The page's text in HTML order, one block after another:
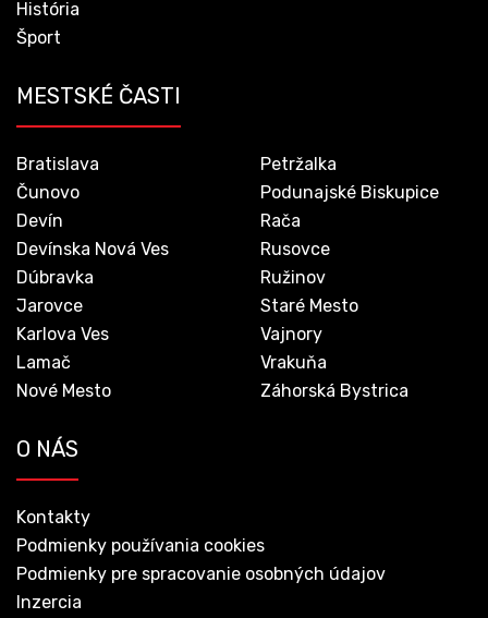
História
Šport
MESTSKÉ ČASTI
Bratislava
Čunovo
Devín
Devínska Nová Ves
Dúbravka
Jarovce
Karlova Ves
Lamač
Nové Mesto
Petržalka
Podunajské Biskupice
Rača
Rusovce
Ružinov
Staré Mesto
Vajnory
Vrakuňa
Záhorská Bystrica
O NÁS
Kontakty
Podmienky používania cookies
Podmienky pre spracovanie osobných údajov
Inzercia